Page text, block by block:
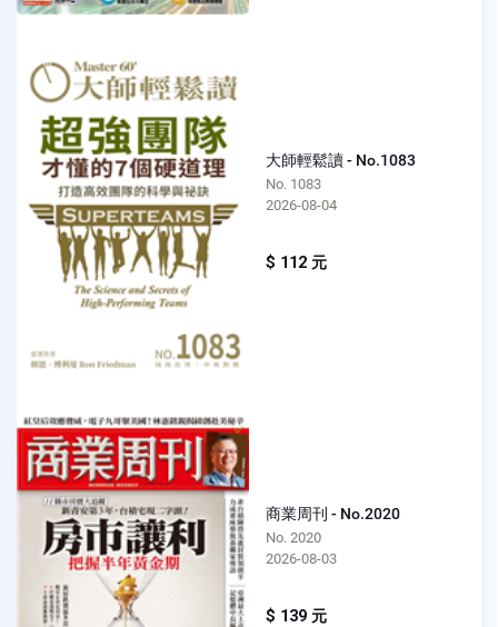
大師輕鬆讀 - No.1083
No. 1083
2026-08-04
$ 112 元
商業周刊 - No.2020
No. 2020
2026-08-03
$ 139 元